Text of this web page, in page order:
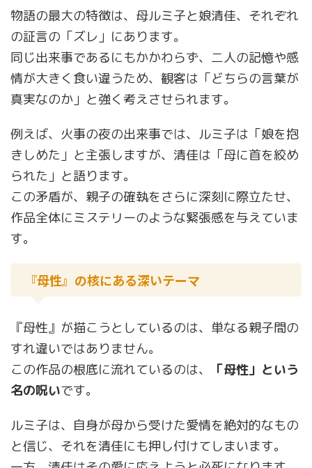
物語の最大の特徴は、母ルミ子と娘清佳、それぞれ
の証言の「ズレ」にあります。
同じ出来事であるにもかかわらず、二人の記憶や感
情が大きく食い違うため、観客は「どちらの言葉が
真実なのか」と強く考えさせられます。
例えば、火事の夜の出来事では、ルミ子は「娘を抱
きしめた」と主張しますが、清佳は「母に首を絞め
られた」と語ります。
この矛盾が、親子の確執をさらに深刻に際立たせ、
作品全体にミステリーのような緊張感を与えていま
す。
『母性』の核にある深いテーマ
『母性』が描こうとしているのは、単なる親子間の
すれ違いではありません。
この作品の根底に流れているのは、
「母性」という
名の呪いです。
ルミ子は、自身が母から受けた愛情を絶対的なもの
と信じ、それを清佳にも押し付けてしまいます。